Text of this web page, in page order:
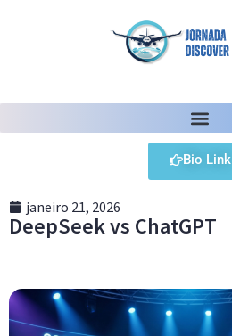
Bio Link
janeiro 21, 2026
DeepSeek vs ChatGPT